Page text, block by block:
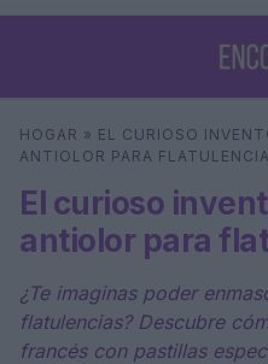
Buscar
HOGAR » EL CURIOSO
ANTIOLOR PARA
El curioso
antiolor para
¿Te imaginas poder
flatulencias? Descubre
francés con pastillas